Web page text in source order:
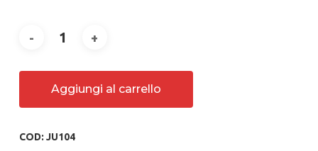
Aggiungi al carrello
COD: JU104